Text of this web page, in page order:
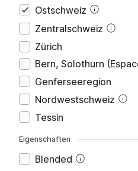
Ostschweiz
Zentralschweiz
Zürich
Bern, Solothurn
Genferseeregion
Nordwestschweiz
Tessin
Eigenschaften
blended